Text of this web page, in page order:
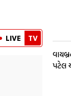
LIVE TV
પટેલ